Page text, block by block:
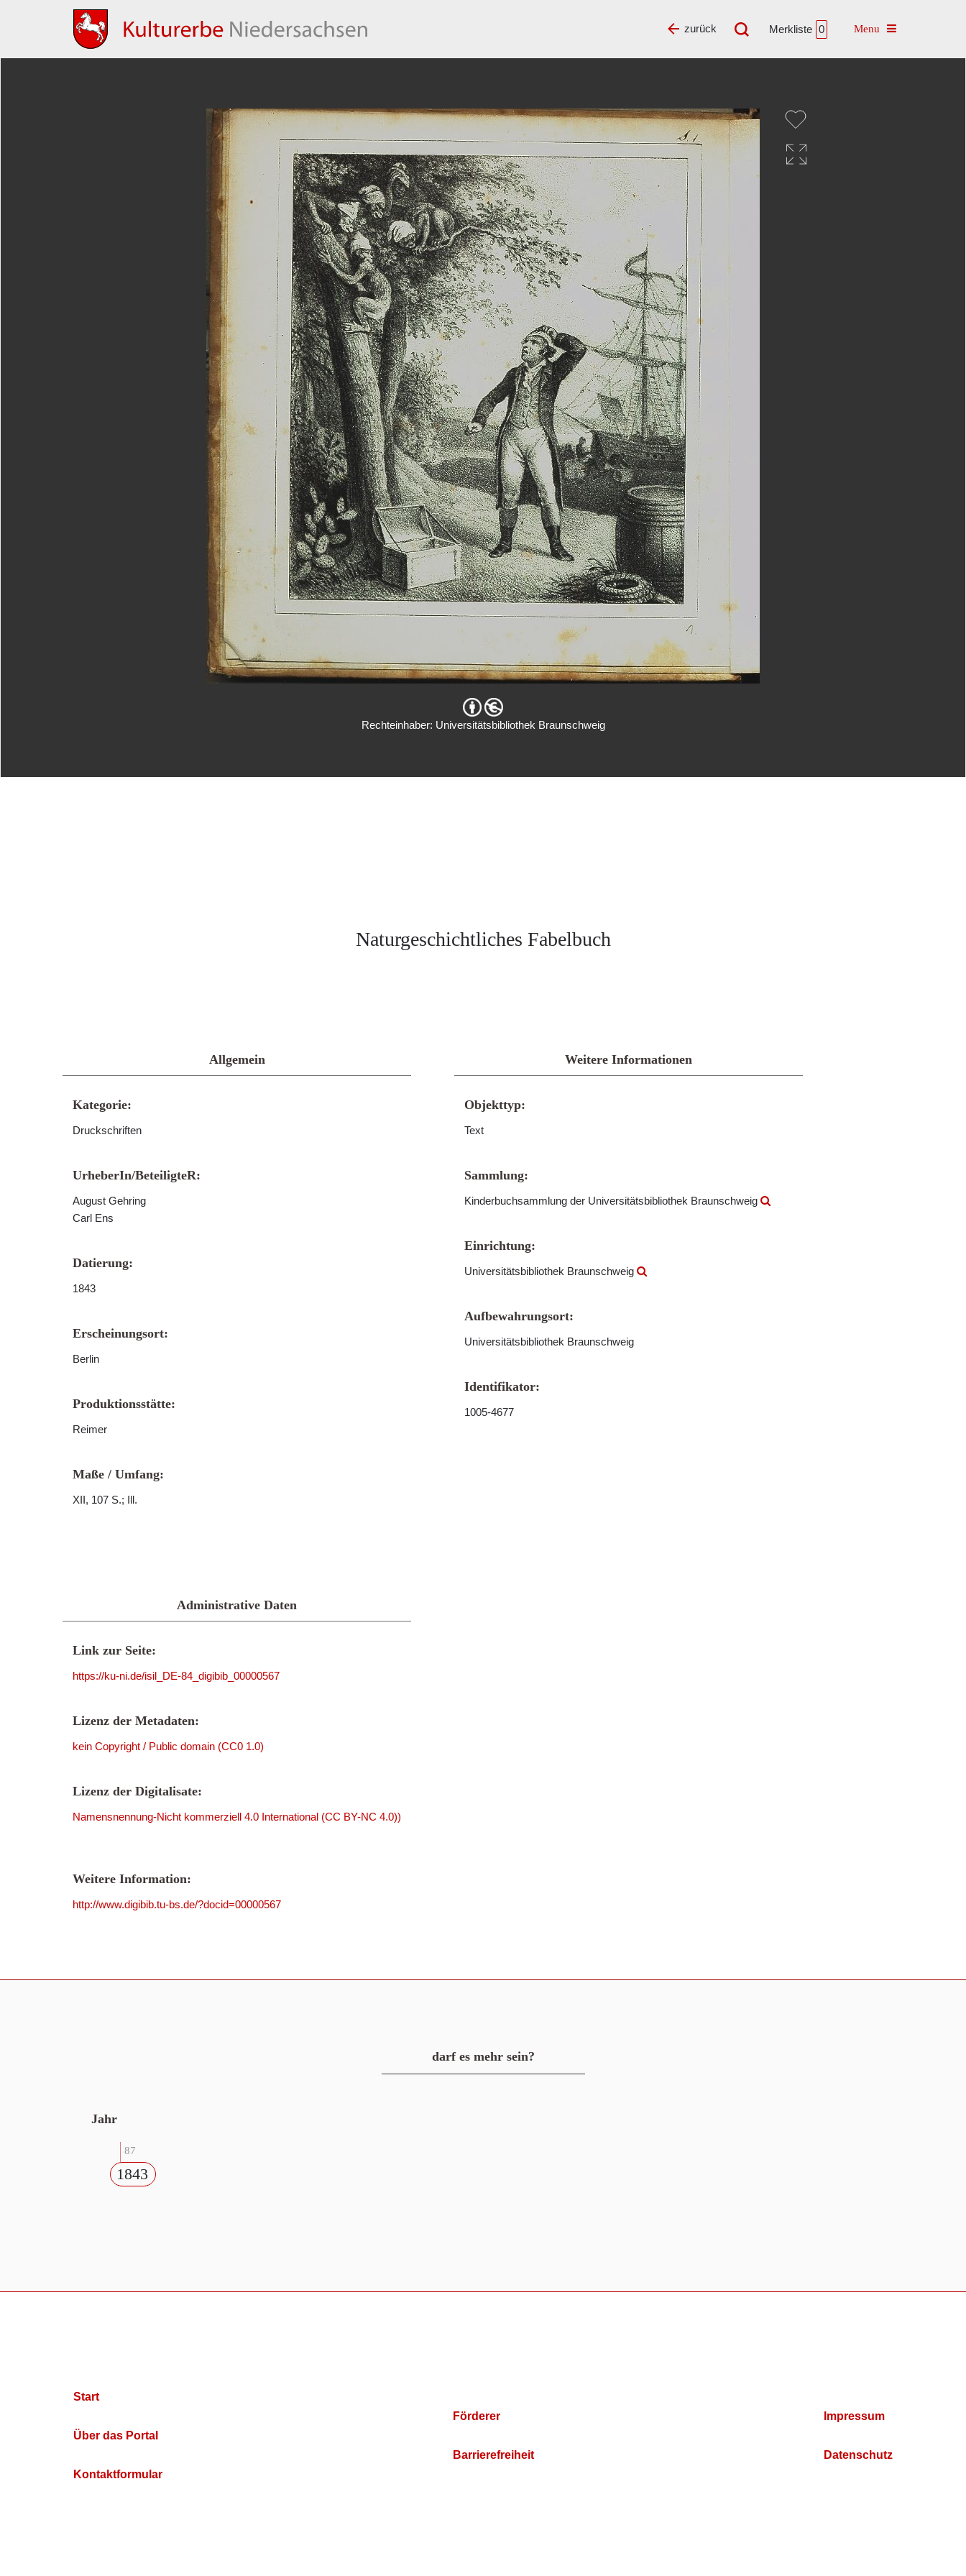
Merkliste 0 Toggle navigation
zurück
Rechteinhaber: Universitätsbibliothek Braunschweig
Naturgeschichtliches Fabelbuch
Allgemein
Kategorie:
Druckschriften
UrheberIn/BeteiligteR:
August Gehring
Carl Ens
Datierung:
1843
Erscheinungsort:
Berlin
Produktionsstätte:
Reimer
Maße / Umfang:
XII, 107 S.; Ill.
Weitere Informationen
Objekttyp:
Text
Sammlung:
Kinderbuchsammlung der Universitätsbibliothek Braunschweig
Einrichtung:
Universitätsbibliothek Braunschweig
Aufbewahrungsort:
Universitätsbibliothek Braunschweig
Identifikator:
1005-4677
Administrative Daten
Link zur Seite:
https://ku-ni.de/isil_DE-84_digibib_00000567
Lizenz der Metadaten:
kein Copyright / Public domain (CC0 1.0)
Lizenz der Digitalisate:
Namensnennung-Nicht kommerziell 4.0 International (CC BY-NC 4.0))
Weitere Information:
http://www.digibib.tu-bs.de/?docid=00000567
darf es mehr sein?
Jahr
87
1843
Start
Über das Portal
Kontaktformular
Förderer
Barrierefreiheit
Impressum
Datenschutz